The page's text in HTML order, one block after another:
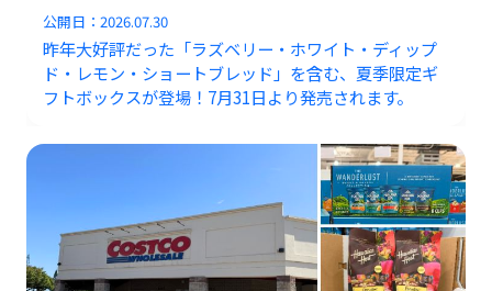
公開日：2026.07.30
昨年大好評だった「ラズベリー・ホワイト・ディップ
ド・レモン・ショートブレッド」を含む、夏季限定ギ
フトボックスが登場！7月31日より発売されます。